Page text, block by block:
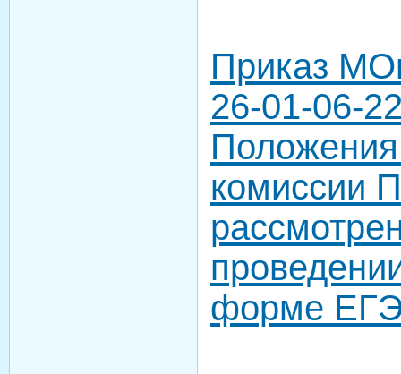
Приказ
26-01-06-
комиссии
форме